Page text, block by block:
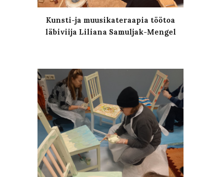
Kunsti-ja muusikateraapia töötoa
läbiviija Liliana Samuljak-Mengel